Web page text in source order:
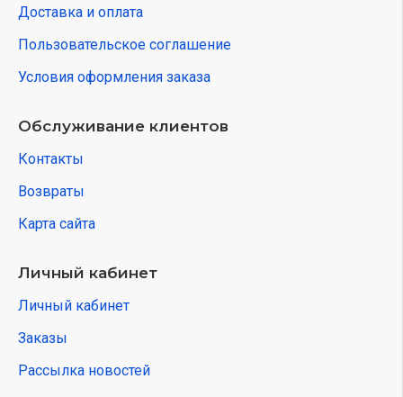
Доставка и оплата
Пользовательское соглашение
Условия оформления заказа
Обслуживание клиентов
Контакты
Возвраты
Карта сайта
Личный кабинет
Личный кабинет
Заказы
Рассылка новостей